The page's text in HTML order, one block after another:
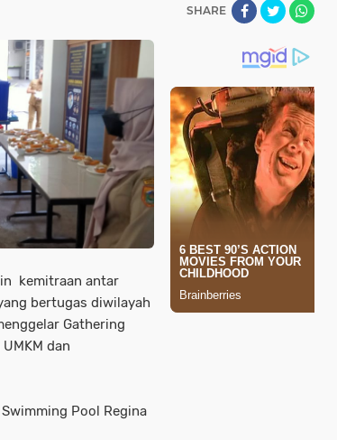
SHARE
kemitraan antar
bertugas diwilayah
Gathering
dan
Pool Regina